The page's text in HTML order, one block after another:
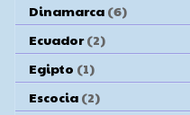
Dinamarca (6)
Ecuador (2)
Egipto (1)
Escocia (2)